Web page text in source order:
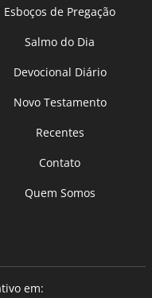
Esboços de Pregação
Salmo do Dia
Devocional Diário
Novo Testamento
Recentes
Contato
Quem Somos
em: